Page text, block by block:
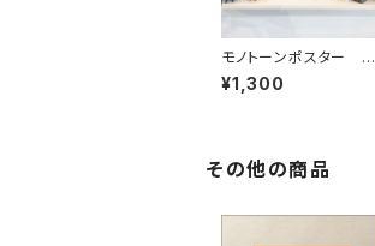
モノトーンポスター Fr
og dad loves campi
ng カエル父さんキャン
¥1,300
その他の商品